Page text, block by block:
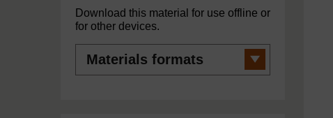
Download this material for use offline or
for other devices.
formats